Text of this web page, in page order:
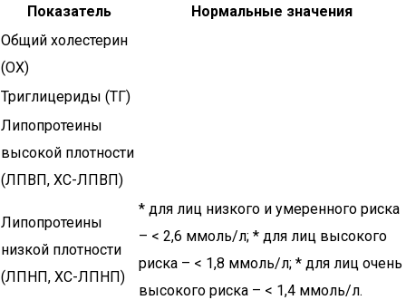
Показатель
Нормальные значения
Общий холестерин
(ОХ)
Триглицериды (ТГ)
Липопротеины
высокой плотности
(ЛПВП, ХС-ЛПВП)
Липопротеины
низкой плотности
(ЛПНП, ХС-ЛПНП)
* для лиц низкого и умеренного риска
– < 2,6 ммоль/л; * для лиц высокого
риска – < 1,8 ммоль/л; * для лиц очень
высокого риска – < 1,4 ммоль/л.